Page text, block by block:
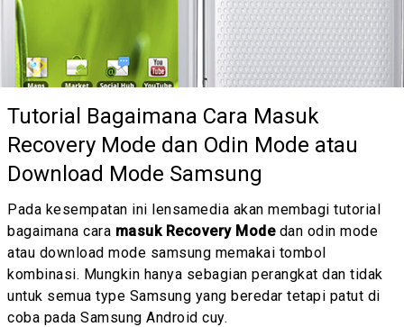
Tutorial Bagaimana Cara Masuk
Recovery Mode dan Odin Mode atau
Download Mode Samsung
Pada kesempatan ini lensamedia akan membagi tutorial
bagaimana cara masuk Recovery Modedan odin mode
atau download mode samsung memakai tombol
kombinasi. Mungkin hanya sebagian perangkat dan tidak
untuk semua type Samsung yang beredar tetapi patut di
coba pada Samsung Android cuy.